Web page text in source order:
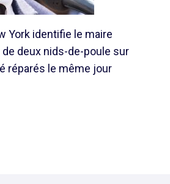
York identifie le maire
deux nids-de-poule sur
réparés le même jour